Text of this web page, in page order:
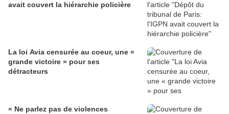
avait couvert la hiérarchie policière
La loi Avia censurée au coeur, une «
grande victoire » pour ses
détracteurs
« Ne parlez pas de violences